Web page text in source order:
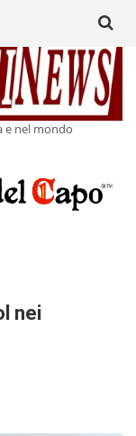
e nel mondo
for:
nei